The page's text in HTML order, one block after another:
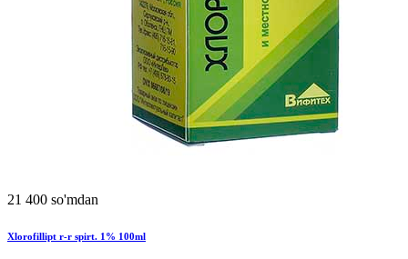
21 400 so'mdan
Xlorofillipt r-r spirt. 1% 100ml